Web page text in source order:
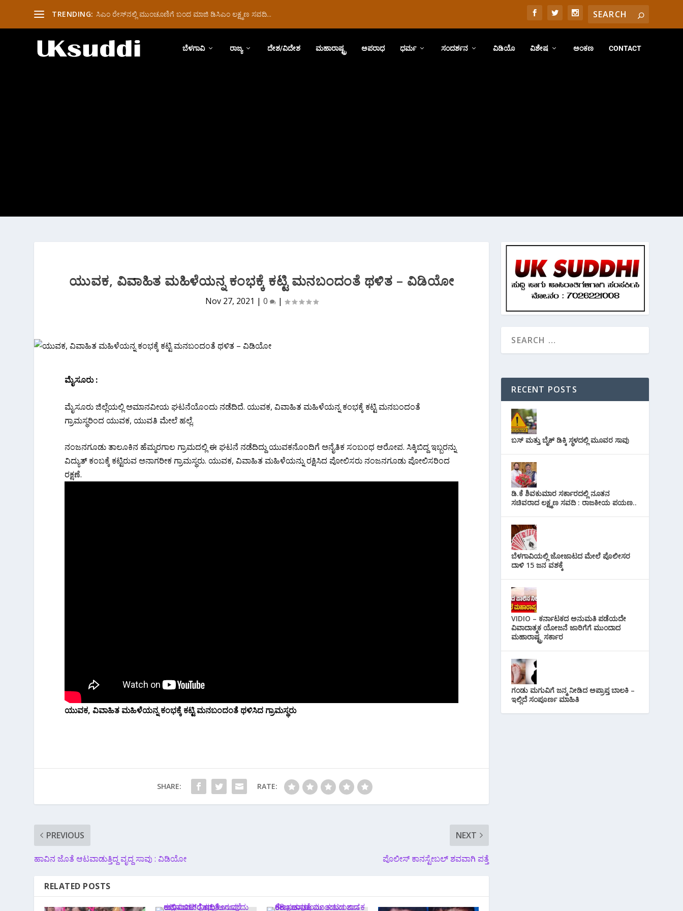
TRENDING: ಸಿಎಂ ರೇಸ್‌ನಲ್ಲಿ ಮುಂಚೂಣಿಗೆ ಬಂದ ಮಾಜಿ ಡಿಸಿಎಂ ಲಕ್ಷ್ಮಣ ಸವದಿ...
ಬೆಳಗಾವಿ ರಾಜ್ಯ ದೇಶ/ವಿದೇಶ ಮಹಾರಾಷ್ಟ್ರ ಅಪರಾಧ ಧರ್ಮ ಸಂದರ್ಶನ ವಿಡಿಯೊ ವಿಶೇಷ ಅಂಕಣ CONTACT
ಯುವಕ, ವಿವಾಹಿತ ಮಹಿಳೆಯನ್ನ ಕಂಭಕ್ಕೆ ಕಟ್ಟಿ ಮನಬಂದಂತೆ ಥಳಿತ – ವಿಡಿಯೋ
Nov 27, 2021 | 0 |
ಮೈಸೂರು :
ಮೈಸೂರು ಜಿಲ್ಲೆಯಲ್ಲಿ ಅಮಾನವೀಯ ಘಟನೆಯೊಂದು ನಡೆದಿದೆ. ಯುವಕ, ವಿವಾಹಿತ ಮಹಿಳೆಯನ್ನ ಕಂಭಕ್ಕೆ ಕಟ್ಟಿ ಮನಬಂದಂತೆ
ಗ್ರಾಮಸ್ಥರಿಂದ ಯುವಕ, ಯುವತಿ ಮೇಲೆ ಹಲ್ಲೆ.
ನಂಜನಗೂಡು ತಾಲೂಕಿನ ಹೆಮ್ಮರಗಾಲ ಗ್ರಾಮದಲ್ಲಿ ಈ ಘಟನೆ ನಡೆದಿದ್ದು ಯುವಕನೊಂದಿಗೆ ಅನೈತಿಕ ಸಂಬಂಧ ಆರೋಪ. ಸಿಕ್ಕಿಬಿದ್ದ ಇಬ್ಬರನ್ನು
ವಿದ್ಯುತ್ ಕಂಬಕ್ಕೆ ಕಟ್ಟಿರುವ ಅನಾಗರೀಕ ಗ್ರಾಮಸ್ಥರು. ಯುವಕ, ವಿವಾಹಿತ ಮಹಿಳೆಯನ್ನು ರಕ್ಷಿಸಿದ ಪೋಲಿಸರು ನಂಜನಗೂಡು ಪೋಲಿಸರಿಂದ
ರಕ್ಷಣೆ.
ಯುವಕ, ವಿವಾಹಿತ ಮಹಿಳೆಯನ್ನ ಕಂಭಕ್ಕೆ ಕಟ್ಟಿ ಮನಬಂದಂತೆ ಥಳಿಸಿದ ಗ್ರಾಮಸ್ಥರು
SHARE: RATE:
PREVIOUS
ಹಾವಿನ ಜೊತೆ ಆಟವಾಡುತ್ತಿದ್ದ ವೃದ್ದ ಸಾವು : ವಿಡಿಯೋ
NEXT
ಪೊಲೀಸ್ ಕಾನಸ್ಟೇಬಲ್ ಶವವಾಗಿ ಪತ್ತೆ
RELATED POSTS
RECENT POSTS
ಬಸ್ ಮತ್ತು ಬೈಕ್ ಡಿಕ್ಕಿ ಸ್ಥಳದಲ್ಲಿ ಮೂವರ ಸಾವು
ಡಿ.ಕೆ ಶಿವಕುಮಾರ ಸರ್ಕಾರದಲ್ಲಿ ನೂತನ
ಸಚಿವರಾದ ಲಕ್ಷ್ಮಣ ಸವದಿ : ರಾಜಕೀಯ ಪಯಣ..
ಬೆಳಗಾವಿಯಲ್ಲಿ ಜೋಜಾಟದ ಮೇಲೆ ಪೊಲೀಸರ
ದಾಳಿ 15 ಜನ ವಶಕ್ಕೆ
VIDIO – ಕರ್ನಾಟಕದ ಅನುಮತಿ ಪಡೆಯದೇ
ವಿವಾದಾತ್ಮಕ ಯೋಜನೆ ಜಾರಿಗೆಗೆ ಮುಂದಾದ
ಮಹಾರಾಷ್ಟ್ರ ಸರ್ಕಾರ
ಗಂಡು ಮಗುವಿಗೆ ಜನ್ಮ ನೀಡಿದ ಅಪ್ರಾಪ್ತ ಬಾಲಕಿ –
ಇಲ್ಲಿದೆ ಸಂಪೂರ್ಣ ಮಾಹಿತಿ